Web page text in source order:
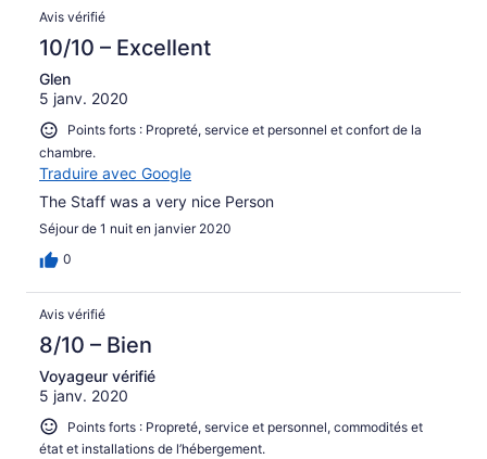
Avis vérifié
10/10 – Excellent
Glen
5 janv. 2020
Points forts : Propreté, service et personnel et confort de la
chambre.
Traduire avec Google
The Staff was a very nice Person
Séjour de 1 nuit en janvier 2020
0
Avis vérifié
8/10 – Bien
Voyageur vérifié
5 janv. 2020
Points forts : Propreté, service et personnel, commodités et
état et installations de l’hébergement.